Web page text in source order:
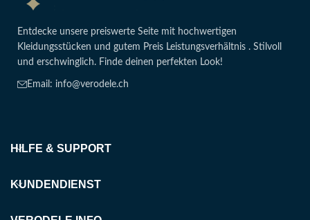
Entdecke unsere preiswerte Seite mit hochwertigen
Kleidungsstücken und gutem Preis Leistungsverhältnis . Stilvoll
und erschwinglich. Finde deinen perfekten Look!
Email: info@verodele.ch
HILFE & SUPPORT
KUNDENDIENST